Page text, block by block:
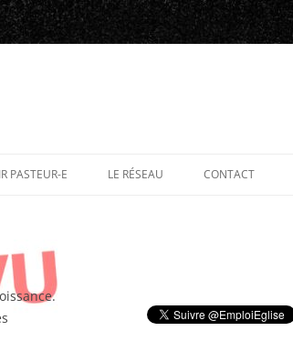
PASTEUR-E LE RÉSEAU CONTACT